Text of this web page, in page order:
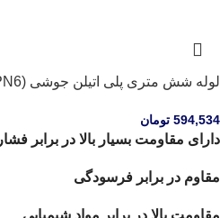
لوله شش متری پلی اتیلن جوشی (PE100,PN6) پلی ران
594,534 تومان
دارای مقاومت بسیار بالا در برابر فشار
مقاوم در برابر فرسودگی
مقاومت بالا در برابر مواد شیمیایی